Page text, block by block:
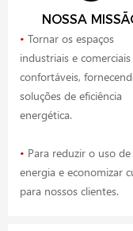
NOSSA
• Tornar os espaços
industriais e
confortáveis,
soluções de eficiência
energética.
• Para reduzir o uso de
energia e economizar
para nossos clientes.